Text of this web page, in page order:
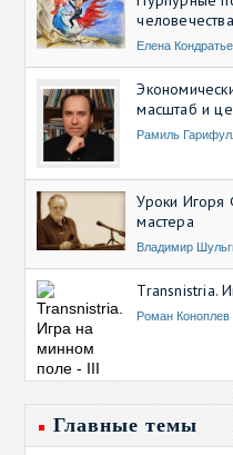
человечества
Елена
масштаб и
Рамиль
Уроки Игоря
мастера
Владимир
Transnistria.
Роман Коноплев
Главные темы